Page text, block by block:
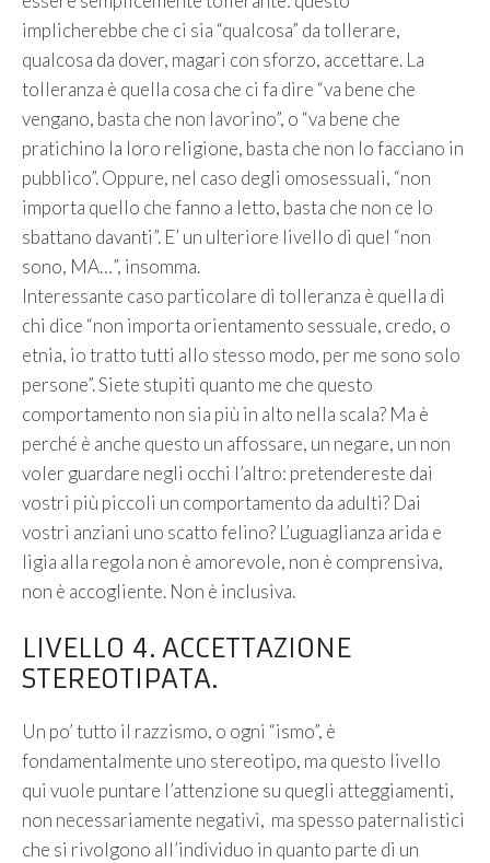
implicherebbe che ci sia “qualcosa” da tollerare,
qualcosa da dover, magari con sforzo, accettare. La
tolleranza è quella cosa che ci fa dire “va bene che
vengano, basta che non lavorino”, o “va bene che
pratichino la loro religione, basta che non lo facciano in
pubblico”. Oppure, nel caso degli omosessuali, “non
importa quello che fanno a letto, basta che non ce lo
sbattano davanti”. E’ un ulteriore livello di quel “non
sono, MA…”, insomma.
Interessante caso particolare di tolleranza è quella di
chi dice “non importa orientamento sessuale, credo, o
etnia, io tratto tutti allo stesso modo, per me sono solo
persone”. Siete stupiti quanto me che questo
comportamento non sia più in alto nella scala? Ma è
perché è anche questo un affossare, un negare, un non
voler guardare negli occhi l’altro: pretendereste dai
vostri più piccoli un comportamento da adulti? Dai
vostri anziani uno scatto felino? L’uguaglianza arida e
ligia alla regola non è amorevole, non è comprensiva,
non è accogliente. Non è inclusiva.
LIVELLO 4. ACCETTAZIONE
STEREOTIPATA.
Un po’ tutto il razzismo, o ogni “ismo”, è
fondamentalmente uno stereotipo, ma questo livello
qui vuole puntare l’attenzione su quegli atteggiamenti,
non necessariamente negativi, ma spesso paternalistici
che si rivolgono all’individuo in quanto parte di un